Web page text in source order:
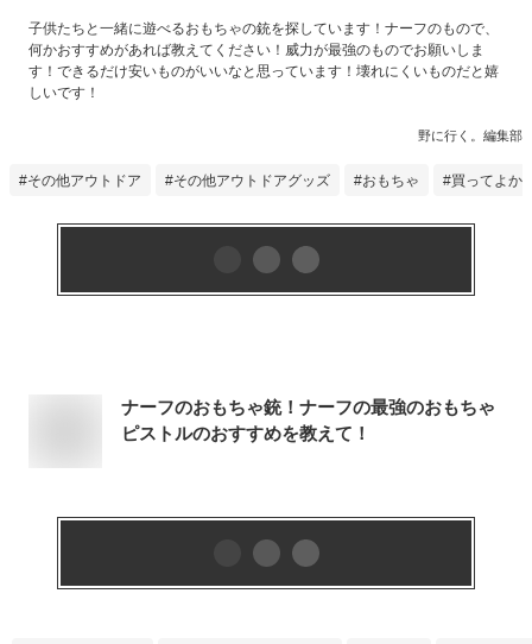
子供たちと一緒に遊べるおもちゃの銃を探しています！ナーフのもので、
何かおすすめがあれば教えてください！威力が最強のものでお願いしま
す！できるだけ安いものがいいなと思っています！壊れにくいものだと嬉
しいです！
野に行く。編集部
その他アウトドア その他アウトドアグッズ おもちゃ 買ってよか
ナーフのおもちゃ銃！ナーフの最強のおもちゃ
ピストルのおすすめを教えて！